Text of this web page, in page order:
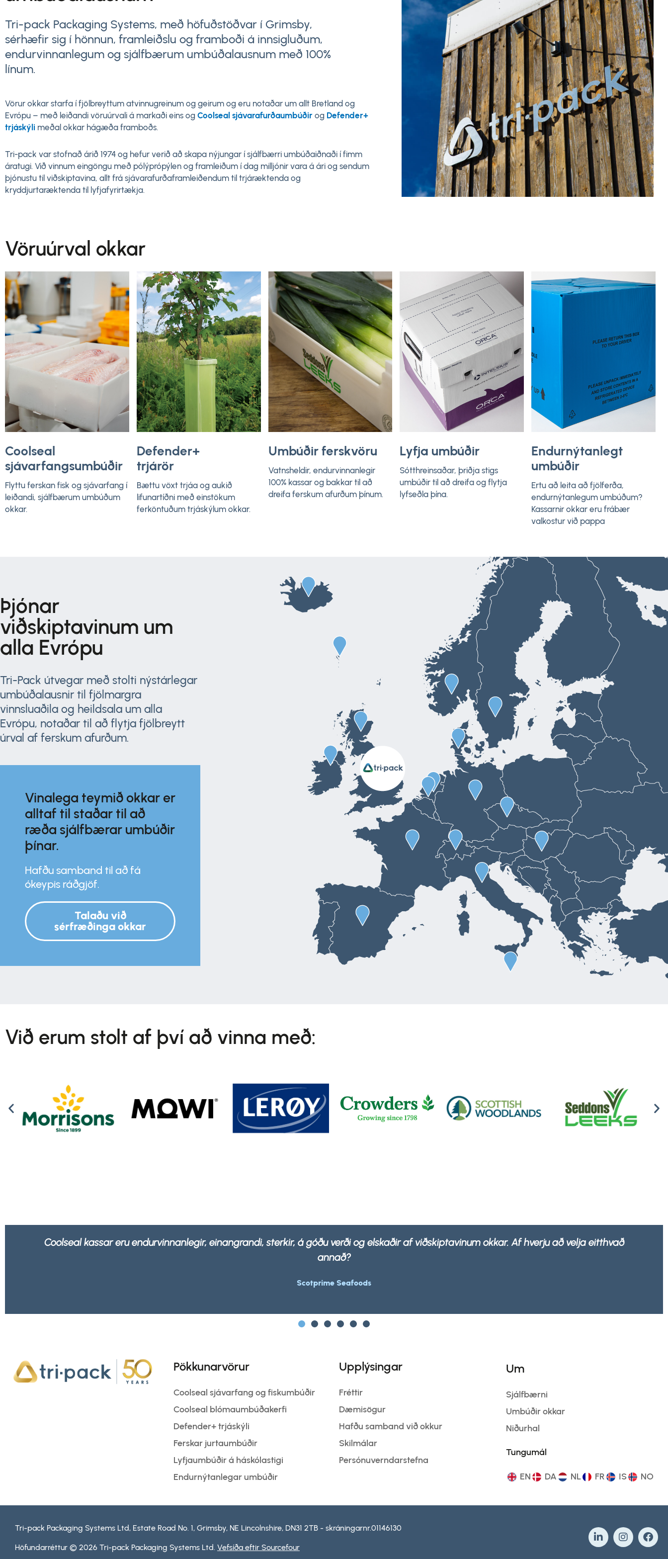
Tri-pack Packaging Systems, með höfuðstöðvar í Grimsby,
sérhæfir sig í hönnun, framleiðslu og framboði á innsigluðum,
endurvinnanlegum og sjálfbærum umbúðalausnum með 100%
línum.
Vörur okkar starfa í fjölbreyttum atvinnugreinum og geirum og eru notaðar um allt Bretland og
Evrópu – með leiðandi vöruúrvali á markaði eins og Coolseal sjávarafurðaumbúðir og Defender+
trjáskýli meðal okkar hágæða framboðs.
Tri-pack var stofnað árið 1974 og hefur verið að skapa nýjungar í sjálfbærri umbúðaiðnaði í fimm
áratugi. Við vinnum eingöngu með pólýprópýlen og framleiðum í dag milljónir vara á ári og sendum
þjónustu til viðskiptavina, allt frá sjávarafurðaframleiðendum til trjáræktenda og
kryddjurtaræktenda til lyfjafyrirtækja.
Vöruúrval okkar
Coolseal
sjávarfangsumbúðir
Flyttu ferskan fisk og sjávarfang í
leiðandi, sjálfbærum umbúðum
okkar.
Defender+
trjárör
Bættu vöxt trjáa og aukið
lifunartíðni með einstökum
ferköntuðum trjáskýlum okkar.
Umbúðir ferskvöru
Vatnsheldir, endurvinnanlegir
100% kassar og bakkar til að
dreifa ferskum afurðum þínum.
Lyfja umbúðir
Sótthreinsaðar, þriðja stigs
umbúðir til að dreifa og flytja
lyfseðla þína.
Endurnýtanlegt
umbúðir
Ertu að leita að fjölferða,
endurnýtanlegum umbúðum?
Kassarnir okkar eru frábær
valkostur við pappa
Þjónar
viðskiptavinum um
alla Evrópu
Tri-Pack útvegar með stolti nýstárlegar
umbúðalausnir til fjölmargra
vinnsluaðila og heildsala um alla
Evrópu, notaðar til að flytja fjölbreytt
úrval af ferskum afurðum.
Vinalega teymið okkar er
alltaf til staðar til að
ræða sjálfbærar umbúðir
þínar.
Hafðu samband til að fá
ókeypis ráðgjöf.
Talaðu við
sérfræðinga okkar
Við erum stolt af því að vinna með:
Okkur líður betur að vita að allar umbúðir okkar eru ekki aðeins sterkar og sterkar heldur 100% endurvinnanlegar af hvaða úrgangsfyrirtæki
sem er.
Morrisons
Pökkunarvörur
Coolseal sjávarfang og fiskumbúðir
Coolseal blómaumbúðakerfi
Defender+ trjáskýli
Ferskar jurtaumbúðir
Lyfjaumbúðir á háskólastigi
Endurnýtanlegar umbúðir
Upplýsingar
Fréttir
Dæmisögur
Hafðu samband við okkur
Skilmálar
Persónuverndarstefna
Um
Sjálfbærni
Umbúðir okkar
Niðurhal
Tungumál
EN DA NL FR IS NO
Tri-pack Packaging Systems Ltd, Estate Road No. 1, Grimsby, NE Lincolnshire, DN31 2TB - skráningarnr.01146130
Höfundarréttur © 2026 Tri-pack Packaging Systems Ltd. Vefsíða eftir Sourcefour
L
i
I
n
F
a